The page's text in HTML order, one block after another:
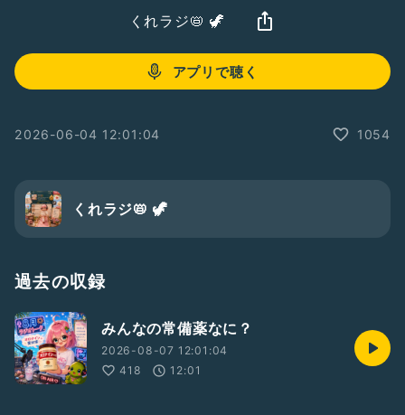
くれラジ📛 🦖
アプリで聴く
2026-06-04 12:01:04 1054
くれラジ📛 🦖
過去の収録
みんなの常備薬なに？
2026-08-07 12:01:04
418
12:01